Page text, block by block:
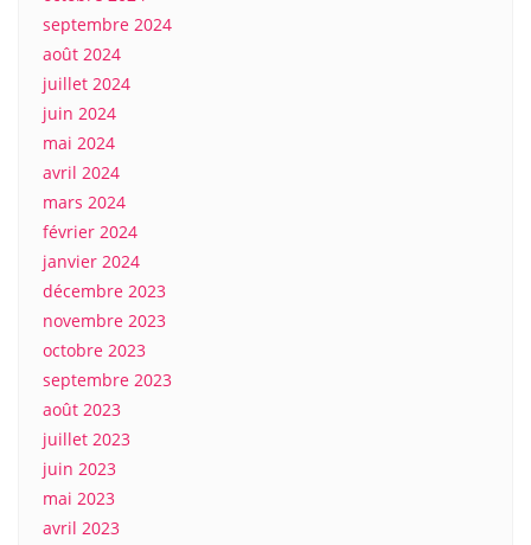
septembre 2024
août 2024
juillet 2024
juin 2024
mai 2024
avril 2024
mars 2024
février 2024
janvier 2024
décembre 2023
novembre 2023
octobre 2023
septembre 2023
août 2023
juillet 2023
juin 2023
mai 2023
avril 2023